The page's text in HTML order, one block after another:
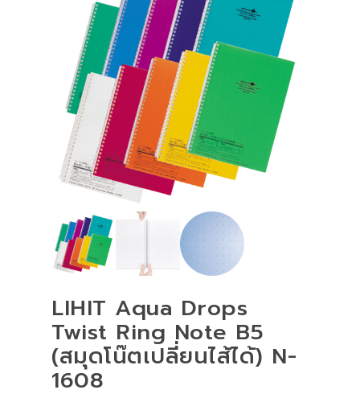
LIHIT Aqua Drops
Twist Ring Note B5
(สมุดโน๊ตเปลี่ยนไส้ได้) N-
1608